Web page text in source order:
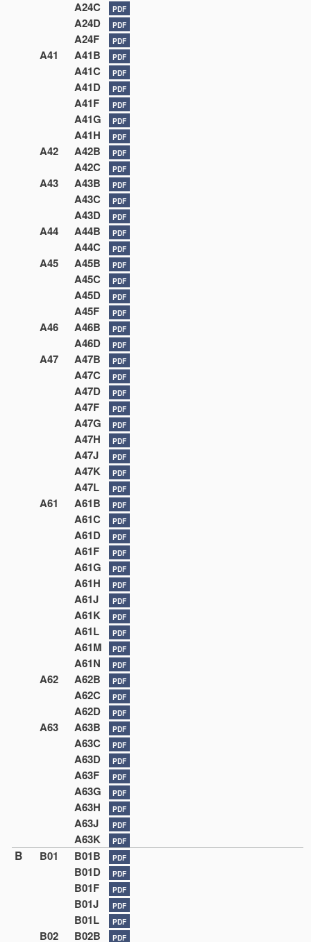
A24C PDF
A24D PDF
A24F PDF
A41 A41B PDF
A41C PDF
A41D PDF
A41F PDF
A41G PDF
A41H PDF
A42 A42B PDF
A42C PDF
A43 A43B PDF
A43C PDF
A43D PDF
A44 A44B PDF
A44C PDF
A45 A45B PDF
A45C PDF
A45D PDF
A45F PDF
A46 A46B PDF
A46D PDF
A47 A47B PDF
A47C PDF
A47D PDF
A47F PDF
A47G PDF
A47H PDF
A47J PDF
A47K PDF
A47L PDF
A61 A61B PDF
A61C PDF
A61D PDF
A61F PDF
A61G PDF
A61H PDF
A61J PDF
A61K PDF
A61L PDF
A61M PDF
A61N PDF
A62 A62B PDF
A62C PDF
A62D PDF
A63 A63B PDF
A63C PDF
A63D PDF
A63F PDF
A63G PDF
A63H PDF
A63J PDF
A63K PDF
B B01 B01B PDF
B01D PDF
B01F PDF
B01J PDF
B01L PDF
B02 B02B PDF